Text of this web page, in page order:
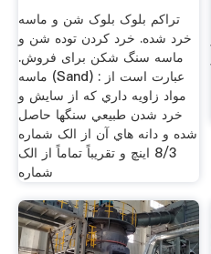
تراکم بلوک بلوک شن و ماسه
خرد شده. خرد کردن توده شن و
ماسه سنگ شکن برای فروش.
ماسه (Sand) : عبارت است از
مواد زاويه داري که از سايش و
خرد شدن طبيعي سنگها حاصل
شده و دانه هاي آن از الک شماره
8/3 اينچ و تقريباً تماماً از الک
شماره